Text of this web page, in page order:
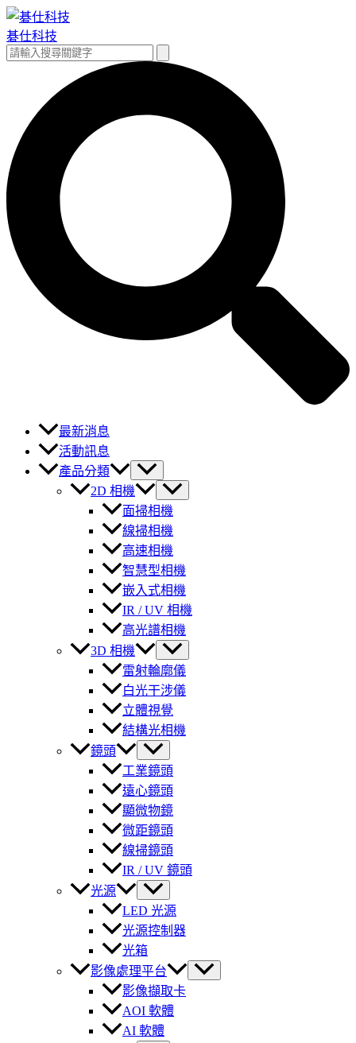
跳
至
主
碁仕科技
搜
最新消息
活動訊息
產品分類
2D 相機
面掃相機
線掃相機
高速相機
智慧型相機
嵌入式相機
IR / UV 相機
高光譜相機
3D 相機
雷射輪廓儀
白光干涉儀
立體視覺
結構光相機
鏡頭
工業鏡頭
遠心鏡頭
顯微物鏡
微距鏡頭
線掃鏡頭
IR / UV 鏡頭
光源
LED 光源
光源控制器
光箱
影像處理平台
影像擷取卡
AOI 軟體
AI 軟體